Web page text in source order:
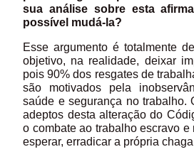
sua análise sobre esta
possível mudá-la?
Esse argumento é totalmente
objetivo, na realidade, deixar
pois 90% dos resgates de
são motivados pela
saúde e segurança no trabalho.
adeptos desta alteração do
o combate ao trabalho escravo e
esperar, erradicar a própria